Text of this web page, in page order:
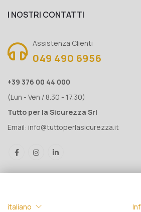
I NOSTRI CONTATTI
Assistenza Clienti
049 490 6956
+39 376 00 44 000
(Lun - Ven / 8.30 - 17.30)
Tutto per la Sicurezza Srl
Email: info@tuttoperlasicurezza.it
italiano